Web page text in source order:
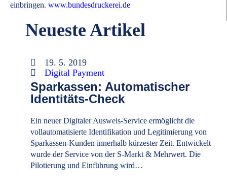
einbringen. www.bundesdruckerei.de
Neueste Artikel
19. 5. 2019
Digital Payment
Sparkassen: Automatischer
Identitäts-Check
Ein neuer Digitaler Ausweis-Service ermöglicht die
vollautomatisierte Identifikation und Legitimierung von
Sparkassen-Kunden innerhalb kürzester Zeit. Entwickelt
wurde der Service von der S-Markt & Mehrwert. Die
Pilotierung und Einführung wird…